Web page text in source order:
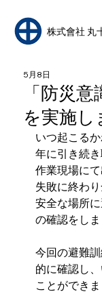
株式會社 丸
「防災
を実施し
5月8日
いつ起こる
年に引き続
作業現場に
失敗に終わり
安全な場所
の確認をしま
今回の避難
的に確認し
ことができ